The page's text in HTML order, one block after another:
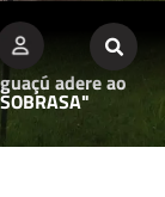
adere ao